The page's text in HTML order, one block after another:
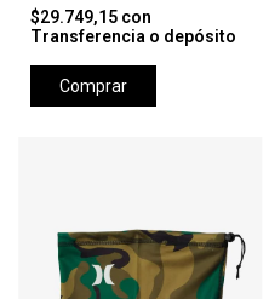
$29.749,15 con
Transferencia o depósito
Comprar